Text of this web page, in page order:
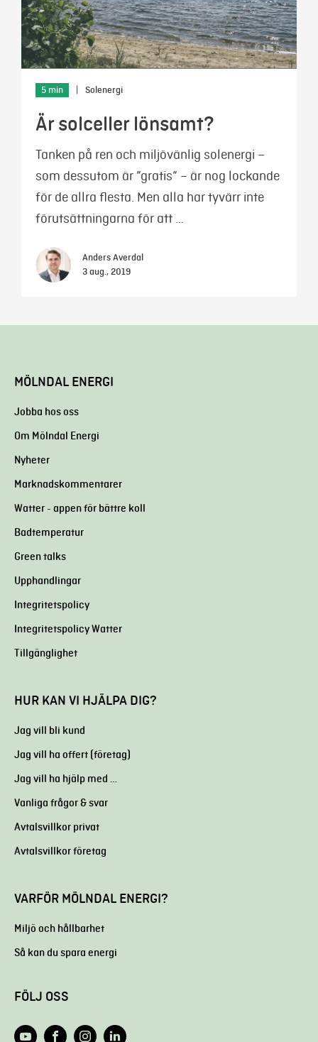
5 min Solenergi
Är solceller lönsamt?
Tanken på ren och miljövänlig solenergi –
som dessutom är ”gratis” – är nog lockande
för de allra flesta. Men alla har tyvärr inte
förutsättningarna för att …
Anders Averdal
3 aug., 2019
MÖLNDAL ENERGI
Jobba hos oss
Om Mölndal Energi
Nyheter
Marknadskommentarer
Watter - appen för bättre koll
Badtemperatur
Green talks
Upphandlingar
Integritetspolicy
Integritetspolicy Watter
Tillgänglighet
HUR KAN VI HJÄLPA DIG?
Jag vill bli kund
Jag vill ha offert (företag)
Jag vill ha hjälp med …
Vanliga frågor & svar
Avtalsvillkor privat
Avtalsvillkor företag
VARFÖR MÖLNDAL ENERGI?
Miljö och hållbarhet
Så kan du spara energi
FÖLJ OSS